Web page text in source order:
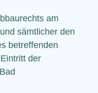
am
sämtlicher den
betreffenden
der